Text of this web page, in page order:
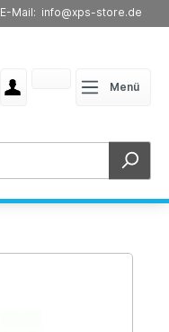
E-Mail: info@xps-store.de
Menü